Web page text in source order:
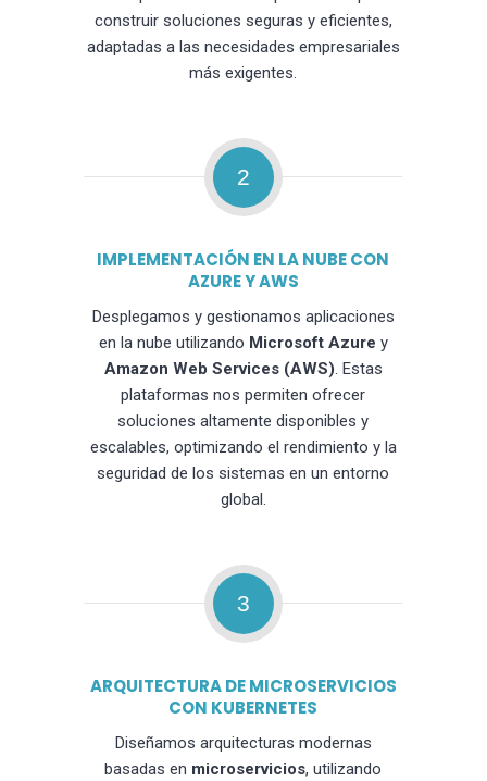
construir soluciones seguras y eficientes,
adaptadas a las necesidades empresariales
más exigentes.
2
IMPLEMENTACIÓN EN LA NUBE CON
AZURE Y AWS
Desplegamos y gestionamos aplicaciones
en la nube utilizando Microsoft Azure y
Amazon Web Services (AWS). Estas
plataformas nos permiten ofrecer
soluciones altamente disponibles y
escalables, optimizando el rendimiento y la
seguridad de los sistemas en un entorno
global.
3
ARQUITECTURA DE MICROSERVICIOS
CON KUBERNETES
Diseñamos arquitecturas modernas
basadas en microservicios, utilizando